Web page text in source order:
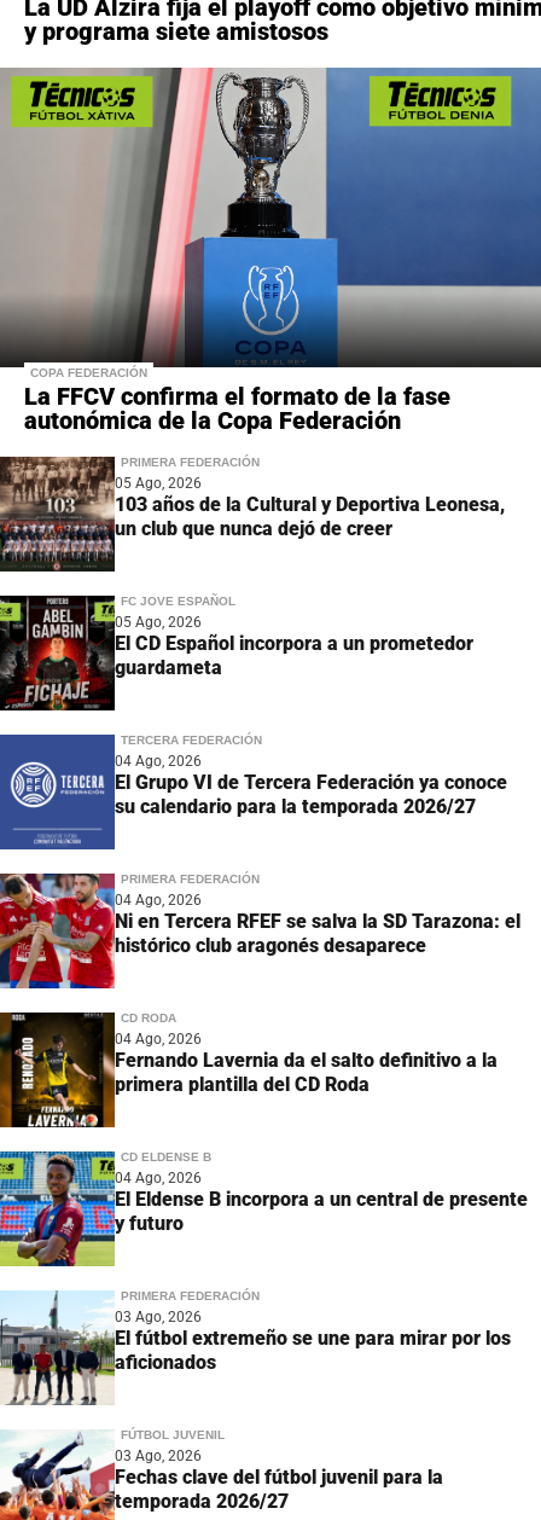
La UD Alzira fija el playoff como objetivo
y programa siete amistosos
COPA FEDERACIÓN
La FFCV confirma el formato de la fase
autonómica de la Copa Federación
PRIMERA FEDERACIÓN
05 Ago, 2026
103 años de la Cultural y Deportiva Leonesa,
un club que nunca dejó de creer
FC JOVE ESPAÑOL
05 Ago, 2026
El CD Español incorpora a un prometedor
guardameta
TERCERA FEDERACIÓN
04 Ago, 2026
El Grupo VI de Tercera Federación ya conoce
su calendario para la temporada 2026/27
PRIMERA FEDERACIÓN
04 Ago, 2026
Ni en Tercera RFEF se salva la SD Tarazona: el
histórico club aragonés desaparece
CD RODA
04 Ago, 2026
Fernando Lavernia da el salto definitivo a la
primera plantilla del CD Roda
CD ELDENSE B
04 Ago, 2026
El Eldense B incorpora a un central de presente
y futuro
PRIMERA FEDERACIÓN
03 Ago, 2026
El fútbol extremeño se une para mirar por los
aficionados
FÚTBOL JUVENIL
03 Ago, 2026
Fechas clave del fútbol juvenil para la
temporada 2026/27